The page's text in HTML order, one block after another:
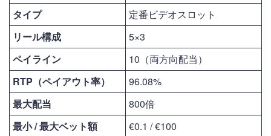
タイプ
定番ビデオスロット
リール構成
5×3
ペイライン
10（両方向配当）
RTP（ペイアウト率）
96.08%
最大配当
800倍
最小 / 最大ベット額
€0.1 / €100